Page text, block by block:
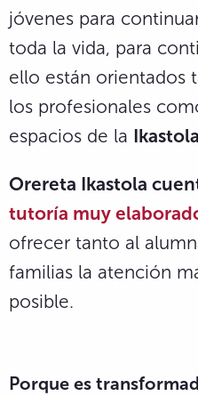
jóvenes para
toda la vida, para
ello están orientados
los profesionales
espacios de la Ikastola
Orereta Ikastola
tutoría muy
ofrecer tanto al
familias la atención
posible.
Porque es